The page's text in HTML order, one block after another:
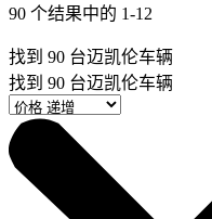
90 个结果中的 1-12
找到 90 台迈凯伦车辆
找到 90 台迈凯伦车辆